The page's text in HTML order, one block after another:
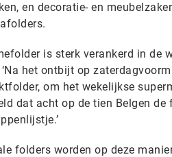
en decoratie- en
is sterk verankerd in de
het ontbijt op
om het wekelijkse
dat acht op de tien Belgen
folders worden op deze